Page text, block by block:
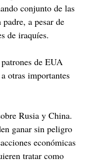
conjunto de las
a pesar de
de iraquíes.
de EUA
otras importantes
Rusia y China.
ganar sin peligro
económicas
tratar como